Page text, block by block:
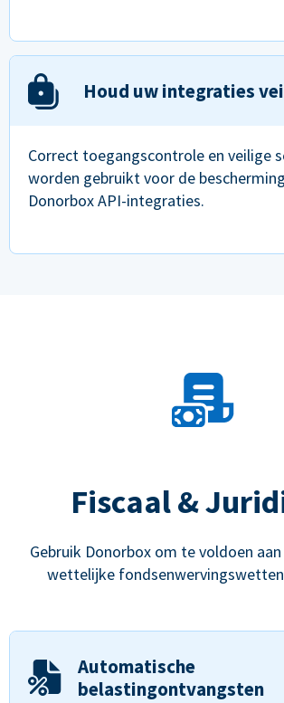
Houd uw integraties
Correct toegangscontrole en veilige
worden gebruikt voor de
Donorbox API-integraties.
Fiscaal &
Gebruik Donorbox om te voldoen
wettelijke
Automatische
belastingontvangsten